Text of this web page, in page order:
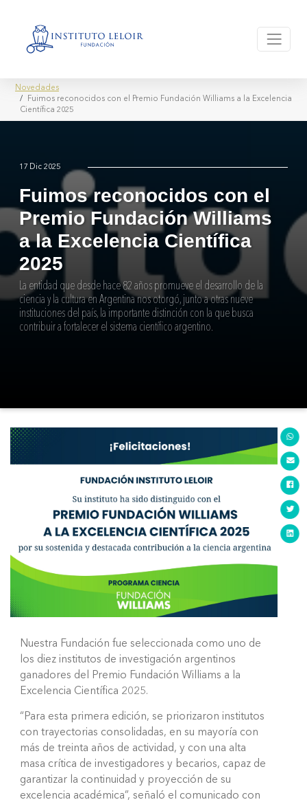
Novedades
Fuimos reconocidos con el Premio Fundación Williams a la Excelencia
Científica 2025
17 Dic 2025
Fuimos reconocidos con el
Premio Fundación Williams
a la Excelencia Científica
2025
La entidad que desde hace 82 años promueve el desarrollo de la
ciencia y la cultura en Argentina nos otorgó, junto a otras nueve
instituciones del país, la importante distinción con la que busca
contribuir a fortalecer el sistema científico argentino.
Nuestra Fundación fue seleccionada como uno de
los diez institutos de investigación argentinos
ganadores del Premio Fundación Williams a la
Excelencia Científica 2025.
“Para esta primera edición, se priorizaron institutos
con trayectorias consolidadas, en su mayoría con
más de treinta años de actividad, y con una alta
masa crítica de investigadores y becarios, capaz de
garantizar la continuidad y proyección de su
excelencia académica”, señaló el comunicado con